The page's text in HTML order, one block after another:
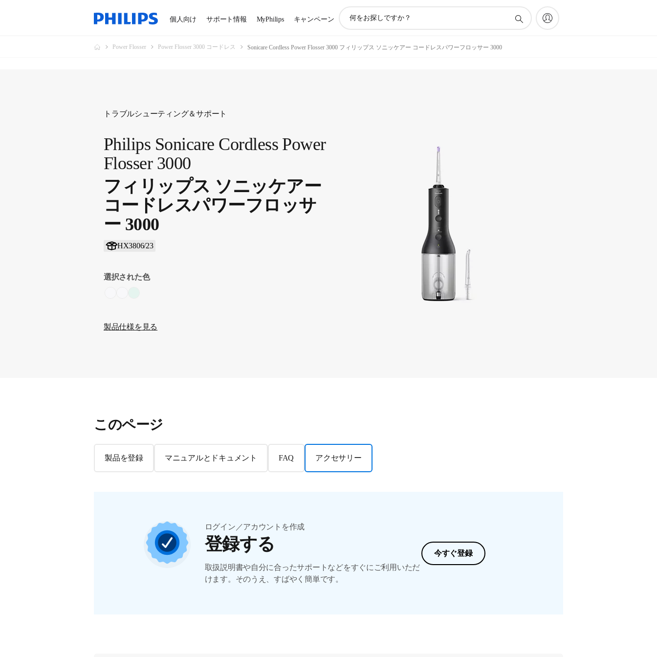
個人向け サポート情報 MyPhilips キャンペーン
Power Flosser Power Flosser 3000 コードレス Sonicare Cordless Power Flosser 3000 フィリップス ソニッケアー コードレスパワーフロッサー 3000
トラブルシューティング＆サポート
Philips Sonicare Cordless Power
Flosser 3000
フィリップス ソニッケアー
コードレスパワーフロッサ
ー 3000
HX3806/23
選択された色
製品仕様を見る
このページ
製品を登録 マニュアルとドキュメント FAQ アクセサリー
ログイン／アカウントを作成
登録する
取扱説明書や自分に合ったサポートなどをすぐにご利用いただ
けます。そのうえ、すばやく簡単です。
今すぐ登録